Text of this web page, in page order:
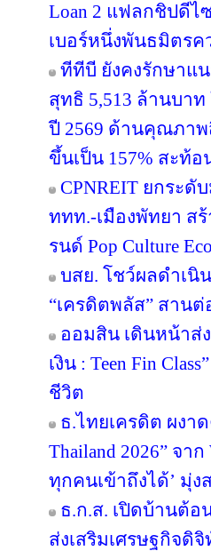
Loan 2 แฟลกชิปดีไ
เบอร์หนึ่งพันธมิตรค
ทีทีบี ยังคงรักษาแ
สุทธิ 5,513 ล้านบา
ปี 2569 ด้านคุณภาพ
ขึ้นเป็น 157% สะท้
CPNREIT ยกระดั
ททท.-เมืองพัทยา ส
รนด์ Pop Culture
บสย. โชว์ผลดำเนิ
“เครดิตพลัส” สานต่
ออมสิน เดินหน้าส่
เงิน : Teen Fin
ชีวิต
ธ.ไทยเครดิต ผงา
Thailand 2026” จา
ทุกคนเข้าถึงได้’ มุ่ง
ธ.ก.ส. เปิดบ้านต้อ
ส่งเสริมเศรษฐกิจดิ